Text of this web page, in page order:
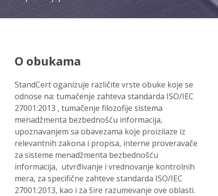
O obukama
StandCert oganizuje različite vrste obuke koje se
odnose na: tumačenje zahteva standarda ISO/IEC
27001:2013 , tumačenje filozofije sistema
menadžmenta bezbednošću informacija,
upoznavanjem sa obavezama koje proizilaze iz
relevantnih zakona i propisa, interne proveravače
za sisteme menadžmenta bezbednošću
informacija, utvrđivanje i vrednovanje kontrolnih
mera, za specifične zahteve standarda ISO/IEC
27001:2013, kao i za šire razumevanje ove oblasti.